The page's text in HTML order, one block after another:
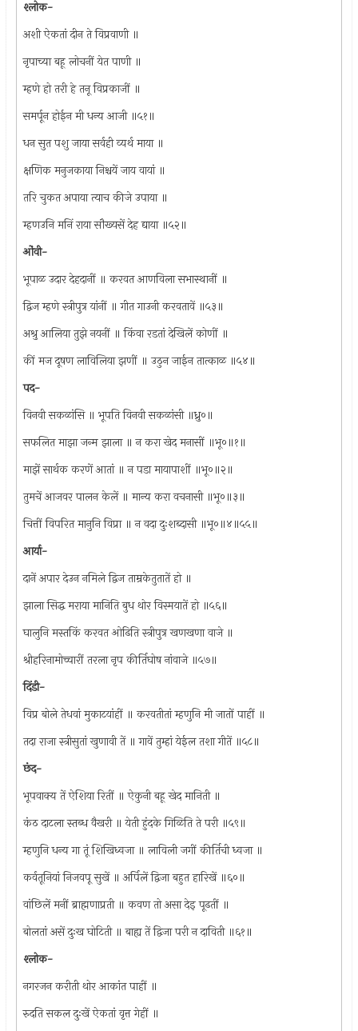
श्लोक-
अशी ऐकतां दीन ते विप्रवाणी ॥
नृपाच्या बहू लोचनीं येत पाणी ॥
म्हणे हो तरी हे तनू विप्रकाजीं ॥
समर्पून होईन मी धन्य आजी ॥५१॥
धन सुत पशु जाया सर्वही व्यर्थ माया ॥
क्षणिक मनुजकाया निश्चयें जाय वायां ॥
तरि चुकत अपाया त्याच कीजे उपाया ॥
म्हणउनि मनिं राया सौख्यसें देह द्याया ॥५२॥
ओंवी-
भूपाळ उदार देहदानीं ॥ करवत आणविला सभास्थानीं ॥
द्विज म्हणे स्त्रीपुत्र यांनीं ॥ गीत गाउनी करवतावें ॥५३॥
अश्रु आलिया तुझे नयनीं ॥ किंवा रडतां देखिलें कोणीं ॥
कीं मज दूषण लाविलिया झणीं ॥ उठुन जाईन तात्काळ ॥५४॥
पद-
विनवी सकळांसि ॥ भूपति विनवी सकळांसी ॥ध्रु०॥
सफलित माझा जन्म झाला ॥ न करा खेद मनासीं ॥भू०॥१॥
माझें सार्थक करणें आतां ॥ न पडा मायापाशीं ॥भू०॥२॥
तुमचें आजवर पालन केलें ॥ मान्य करा वचनासी ॥भू०॥३॥
चित्तीं विपरित मानुनि विप्रा ॥ न वदा दुःशब्दासी ॥भू०॥४॥५५॥
आर्या-
दानें अपार देउन नमिले द्विज ताम्रकेतुतातें हो ॥
झाला सिद्ध मराया मानिति बुध थोर विस्मयातें हो ॥५६॥
घालुनि मस्तकिं करवत ओढिति स्त्रीपुत्र खणखणा वाजे ॥
श्रीहरिनामोच्चारीं तरला नृप कीर्तिघोष नांवाजे ॥५७॥
दिंडी-
विप्र बोले तेधवां मुकाटयांहीं ॥ करवतीतां म्हणुनि मी जातों पाहीं ॥
तदा राजा स्त्रीसुतां खुणावी तें ॥ गावें तुम्हां येईल तशा गीतें ॥५८॥
छंद-
भूपवाक्य तें ऐशिया रितीं ॥ ऐकुनी बहू खेद मानिती ॥
कंठ दाटला स्तब्ध वैखरी ॥ येती हुंदके गिळिति ते परी ॥५९॥
म्हणुनि धन्य गा तूं शिखिध्वजा ॥ लाविली जगीं कीर्तिची ध्वजा ॥
कर्वतूनियां निजवपू सुखें ॥ अर्पिलें द्विजा बहुत हारिखें ॥६०॥
वांछिलें मनीं ब्राह्मणाप्रती ॥ कवण तो असा देइ पूढतीं ॥
बोलतां असें दुःख घोटिती ॥ बाह्य तें द्विजा परी न दाविती ॥६१॥
श्‍लोक-
नगरजन करीती थोर आकांत पाहीं ॥
रुदति सकल दुःखें ऐकतां वृत्त गेहीं ॥